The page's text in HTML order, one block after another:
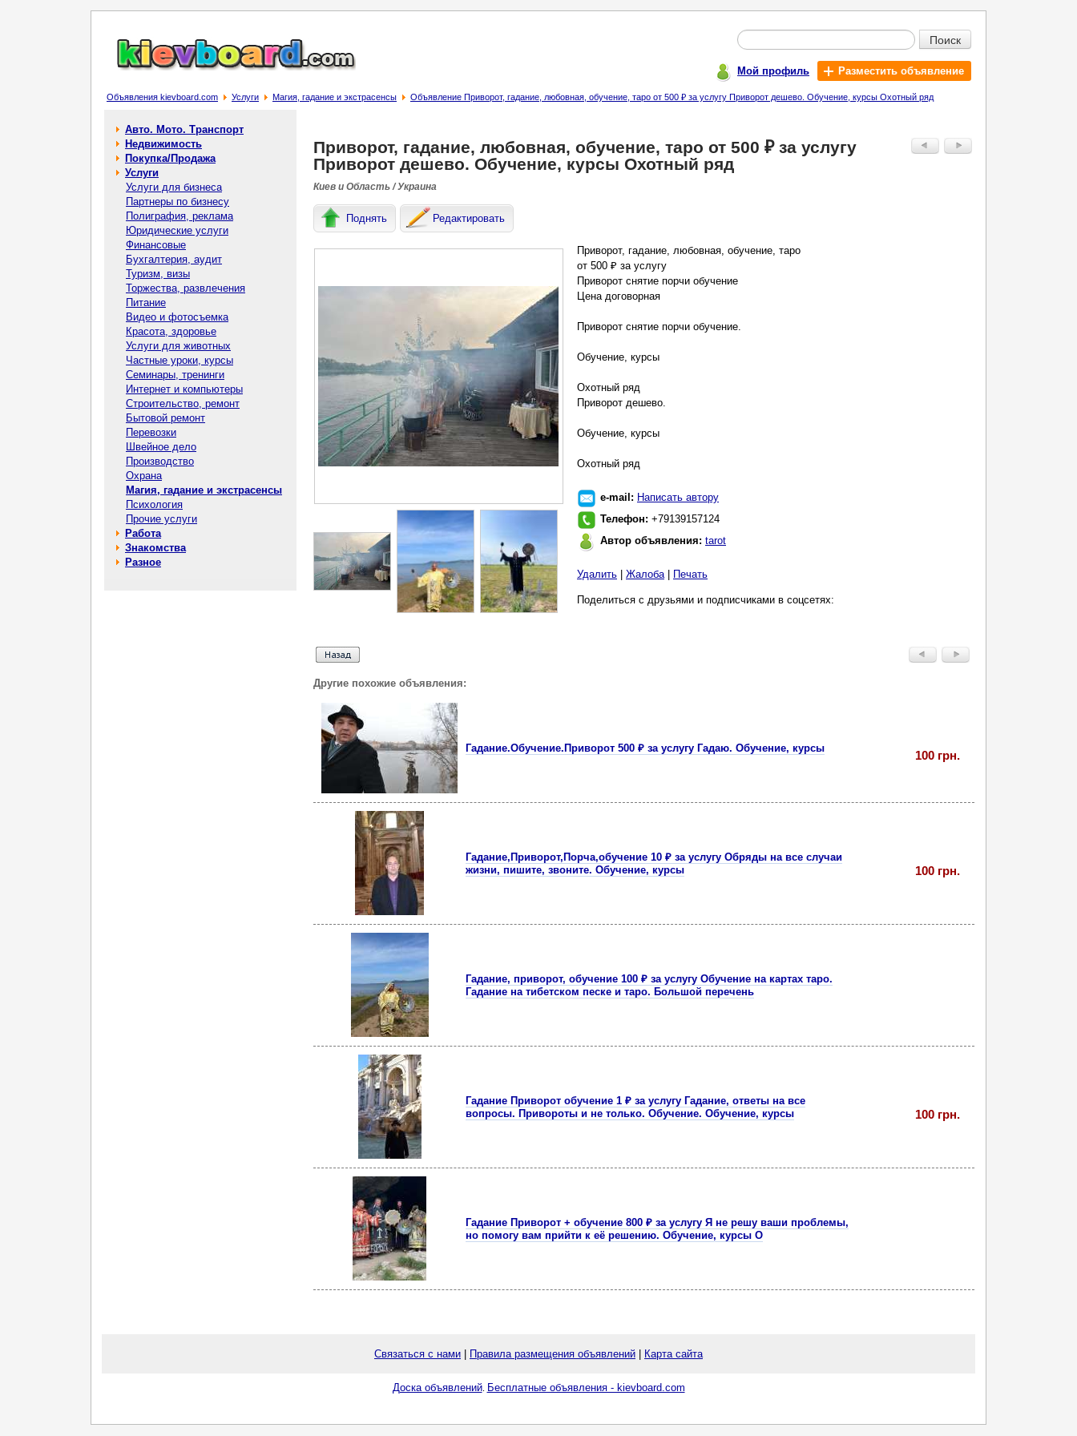
Поиск
Мой профиль Разместить объявление
Объявления kievboard.com Услуги Магия, гадание и экстрасенсы Объявление Приворот, гадание, любовная, обучение, таро от 500 ₽ за услугу Приворот дешево. Обучение, курсы Охотный ряд
Авто. Мото. Транспорт
Недвижимость
Покупка/Продажа
Услуги
Услуги для бизнеса
Партнеры по бизнесу
Полиграфия, реклама
Юридические услуги
Финансовые
Бухгалтерия, аудит
Туризм, визы
Торжества, развлечения
Питание
Видео и фотосъемка
Красота, здоровье
Услуги для животных
Частные уроки, курсы
Семинары, тренинги
Интернет и компьютеры
Строительство, ремонт
Бытовой ремонт
Перевозки
Швейное дело
Производство
Охрана
Магия, гадание и экстрасенсы
Психология
Прочие услуги
Работа
Знакомства
Разное
Приворот, гадание, любовная, обучение, таро от 500 ₽ за услугу
Приворот дешево. Обучение, курсы Охотный ряд
Киев и Область / Украина
Поднять Редактировать
Приворот, гадание, любовная, обучение, таро
от 500 ₽ за услугу
Приворот снятие порчи обучение
Цена договорная
Приворот снятие порчи обучение.
Обучение, курсы
Охотный ряд
Приворот дешево.
Обучение, курсы
Охотный ряд
e-mail: Написать автору
Телефон: +79139157124
Автор объявления: tarot
Удалить Жалоба| Печать
Поделиться с друзьями и подписчиками в соцсетях:
Другие похожие объявления:
Гадание.Обучение.Приворот 500 ₽ за услугу Гадаю. Обучение, курсы
100 грн.
Гадание,Приворот,Порча,обучение 10 ₽ за услугу Обряды на все случаи
жизни, пишите, звоните. Обучение, курсы
100 грн.
Гадание, приворот, обучение 100 ₽ за услугу Обучение на картах таро.
Гадание на тибетском песке и таро. Большой перечень
Гадание Приворот обучение 1 ₽ за услугу Гадание, ответы на все
вопросы. Привороты и не только. Обучение. Обучение, курсы
100 грн.
Гадание Приворот + обучение 800 ₽ за услугу Я не решу ваши проблемы,
но помогу вам прийти к её решению. Обучение, курсы О
Связаться с нами Правила размещения объявлений Карта сайта
Доска объявлений. Бесплатные объявления - kievboard.com